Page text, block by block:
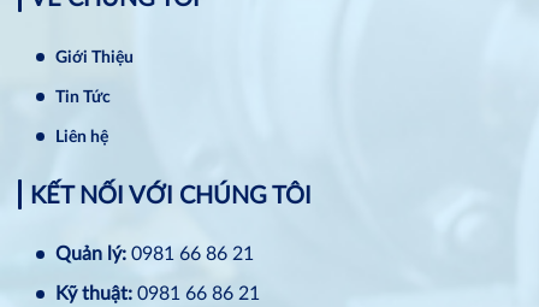
Giới Thiệu
Tin Tức
Liên hệ
KẾT NỐI VỚI CHÚNG TÔI
Quản lý: 0981 66 86 21
Kỹ thuật: 0981 66 86 21